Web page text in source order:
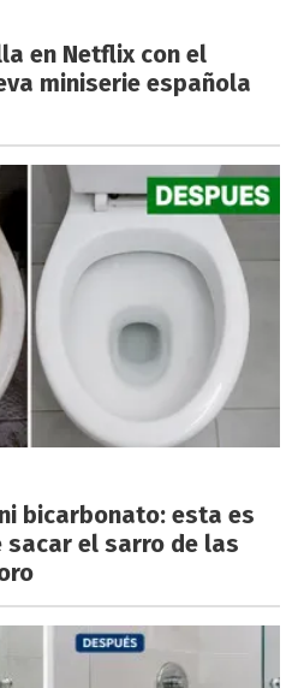
en Netflix con el
miniserie española
bicarbonato: esta es
sacar el sarro de las